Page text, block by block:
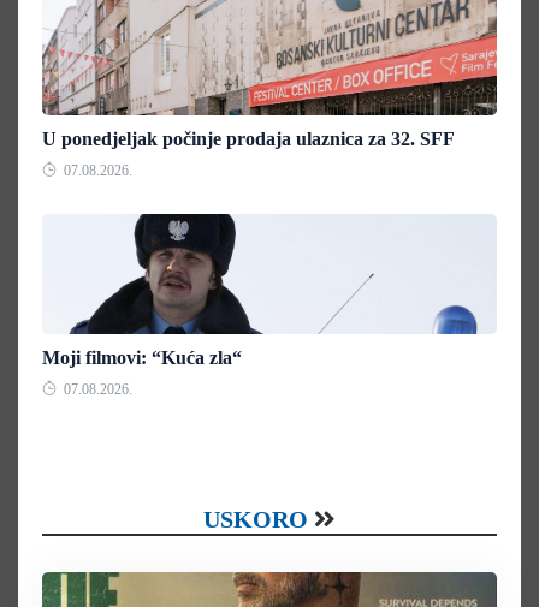
U ponedjeljak počinje prodaja ulaznica za 32. SFF
07.08.2026.
Moji filmovi: “Kuća zla“
07.08.2026.
USKORO